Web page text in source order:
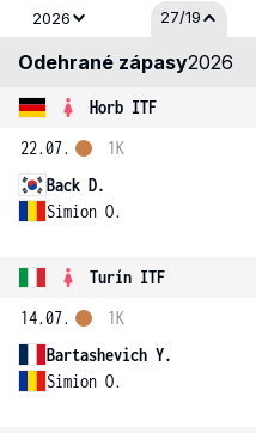
2026 27/19
Odehrané zápasy2026
Horb ITF
22.07.
Back D.
Simion O.
1K
Turín ITF
14.07.
Bartashevich Y.
Simion O.
1K